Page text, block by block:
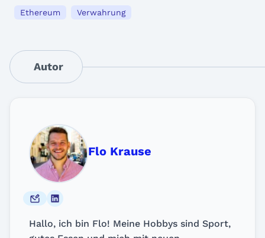
Ethereum Verwahrung
Autor
Flo Krause
Hallo, ich bin Flo! Meine Hobbys sind Sport,